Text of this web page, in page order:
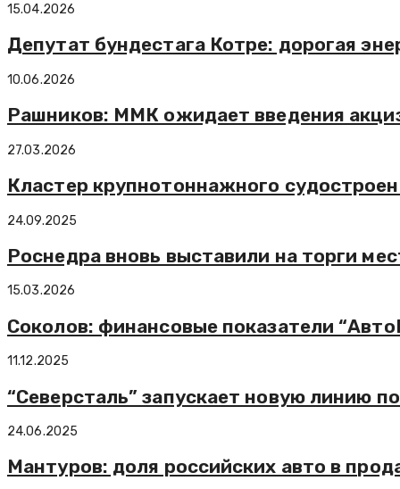
15.04.2026
Депутат бундестага Котре: дорогая
10.06.2026
Рашников: ММК ожидает введения
27.03.2026
Кластер крупнотоннажного
24.09.2025
Роснедра вновь выставили на торги
15.03.2026
Соколов: финансовые показатели
11.12.2025
“Северсталь” запускает новую линию
24.06.2025
Мантуров: доля российских авто в